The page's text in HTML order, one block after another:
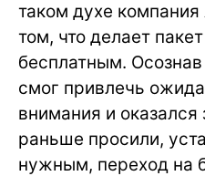
таком духе
том, что делает
бесплатным. Осознав
смог привлечь
внимания и оказался
раньше просили,
нужным, переход на